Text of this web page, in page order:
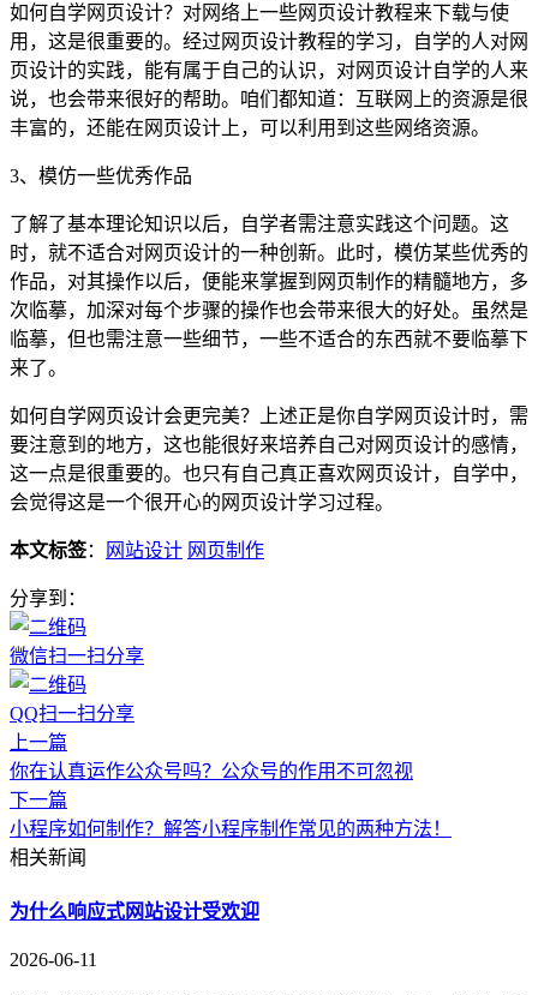
如何自学网页设计？对网络上一些网页设计教程来下载与使
用，这是很重要的。经过网页设计教程的学习，自学的人对网
页设计的实践，能有属于自己的认识，对网页设计自学的人来
说，也会带来很好的帮助。咱们都知道：互联网上的资源是很
丰富的，还能在网页设计上，可以利用到这些网络资源。
3、模仿一些优秀作品
了解了基本理论知识以后，自学者需注意实践这个问题。这
时，就不适合对网页设计的一种创新。此时，模仿某些优秀的
作品，对其操作以后，便能来掌握到网页制作的精髓地方，多
次临摹，加深对每个步骤的操作也会带来很大的好处。虽然是
临摹，但也需注意一些细节，一些不适合的东西就不要临摹下
来了。
如何自学网页设计会更完美？上述正是你自学网页设计时，需
要注意到的地方，这也能很好来培养自己对网页设计的感情，
这一点是很重要的。也只有自己真正喜欢网页设计，自学中，
会觉得这是一个很开心的网页设计学习过程。
本文标签： 网站设计 网页制作
分享到：
微信扫一扫分享
QQ扫一扫分享
上一篇
你在认真运作公众号吗？公众号的作用不可忽视
下一篇
小程序如何制作？解答小程序制作常见的两种方法！
相关新闻
为什么响应式网站设计受欢迎
2026-06-11